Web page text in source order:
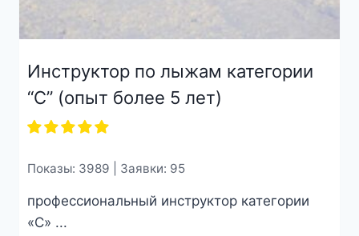
Инструктор по лыжам категории
“С” (опыт более 5 лет)
Показы: 3989 | Заявки: 95
профессиональный инструктор категории
«С» ...